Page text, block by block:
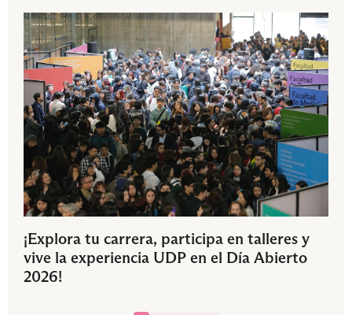
¡Explora tu carrera, participa en talleres y
vive la experiencia UDP en el Día Abierto
2026!